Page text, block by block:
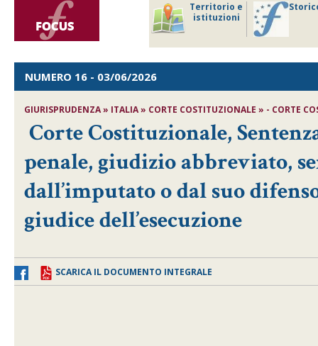
Territorio e
istituzioni
NUMERO 16 - 03/06/2026
GIURISPRUDENZA » ITALIA » CORTE COSTITUZIONALE » - CORTE
Corte Costituzionale,
penale, giudizio abbreviato,
dall’imputato o dal suo
giudice dell’esecuzione
SCARICA IL DOCUMENTO INTEGRALE